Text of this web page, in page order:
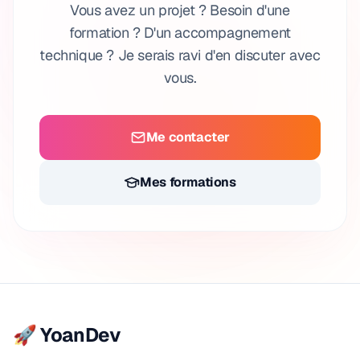
Vous avez un projet ? Besoin d'une
formation ? D'un accompagnement
technique ? Je serais ravi d'en discuter avec
vous.
Me contacter
Mes formations
🚀 YoanDev